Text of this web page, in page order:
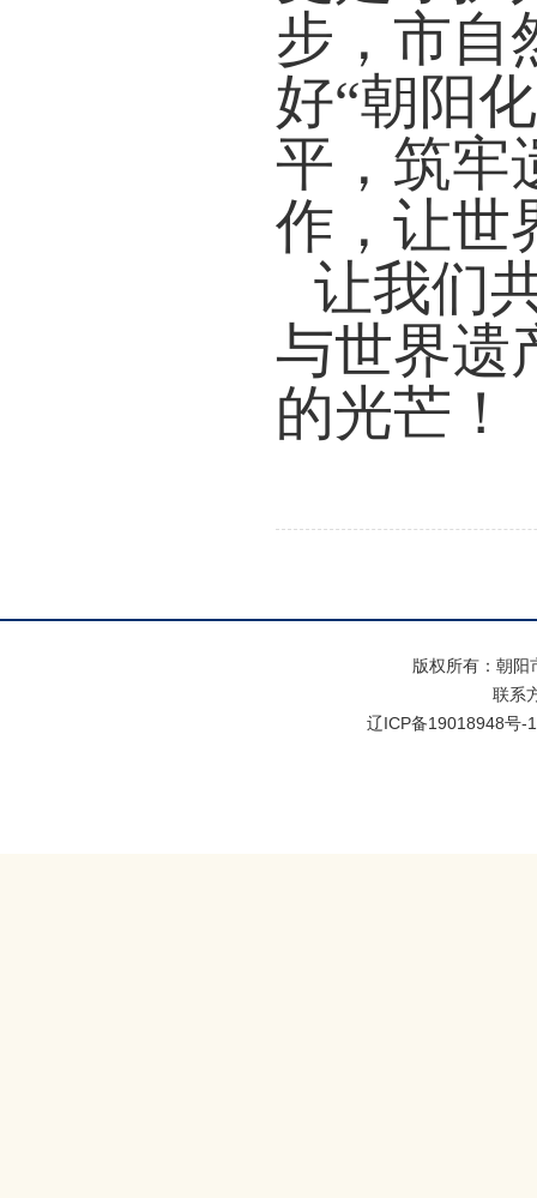
步，市自
好“朝阳
平，筑牢
作，让世
让我们
与世界遗
的光芒！
版权所有：朝
联系
辽ICP备19018948号-1